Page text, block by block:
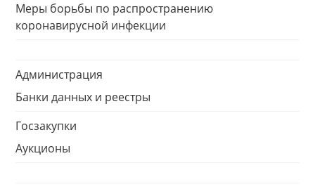
Меры борьбы по распространению
коронавирусной инфекции
Администрация
Банки данных и реестры
Госзакупки
Аукционы